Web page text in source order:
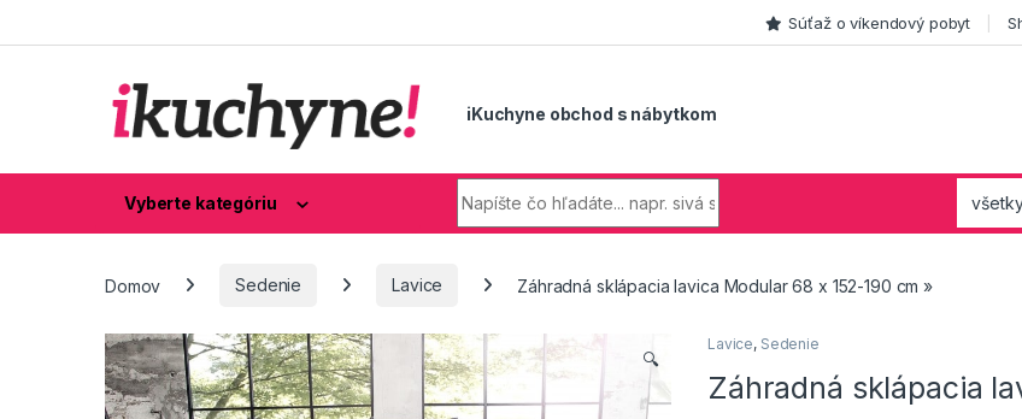
Súťaž o víkendový pobyt
iKuchyne obchod s nábytkom
Vyberte kategóriu
Domov Sedenie Lavice Záhradná sklápacia lavica Modular 68 x 152-190 cm »
🔍
Lavice, Sedenie
Záhradná sklápacia